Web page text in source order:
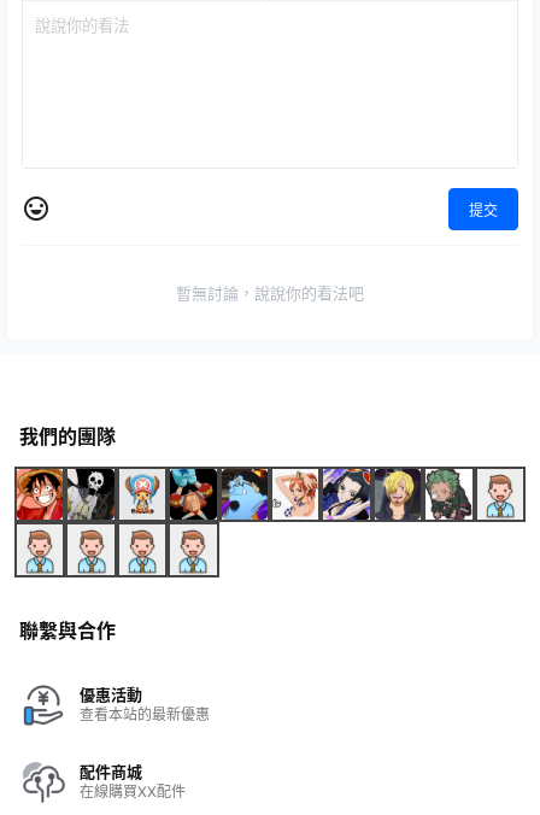
提交
暫無討論，說說你的看法吧
我們的團隊
聯繫與合作
優惠活動
查看本站的最新優惠
配件商城
在線購買XX配件